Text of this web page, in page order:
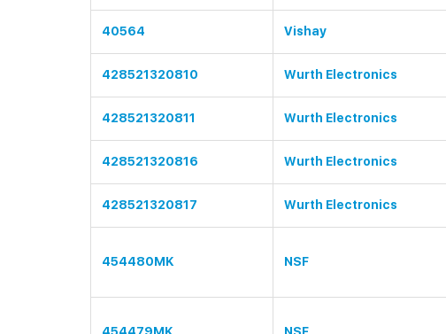
40564 Vishay
428521320810 Wurth Electronics
428521320811 Wurth Electronics
428521320816 Wurth Electronics
428521320817 Wurth Electronics
454480MK NSF